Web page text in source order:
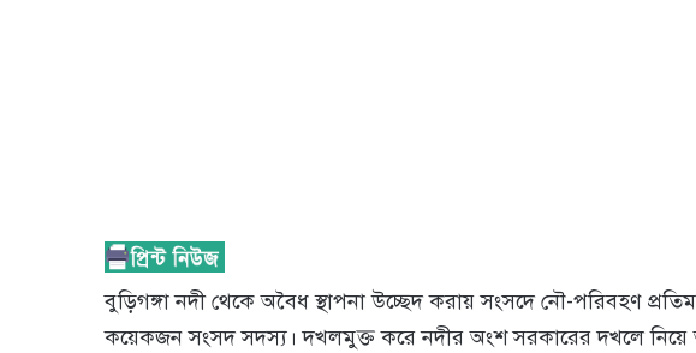
বুড়িগঙ্গা নদী থেকে অবৈধ স্থাপনা উচ্ছেদ করায় সংসদে নৌ-পরিবহণ
কয়েকজন সংসদ সদস্য। দখলমুক্ত করে নদীর অংশ সরকারের দখলে নিয়ে